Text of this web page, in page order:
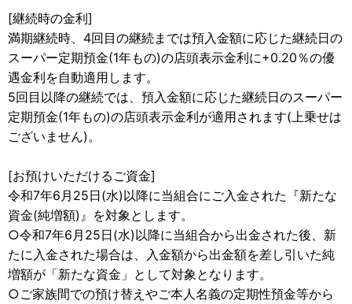
[継続時の金利]
満期継続時、4回目の継続までは預入金額に応じた継続日の
スーパー定期預金(1年もの)の店頭表示金利に+0.20％の優
遇金利を自動適用します。
5回目以降の継続では、預入金額に応じた継続日のスーパー
定期預金(1年もの)の店頭表示金利が適用されます(上乗せは
ございません)。
[お預けいただけるご資金]
令和7年6月25日(水)以降に当組合にご入金された『新たな
資金(純増額)』を対象とします。
○令和7年6月25日(水)以降に当組合から出金された後、新
たに入金された場合は、入金額から出金額を差し引いた純
増額が「新たな資金」として対象となります。
○ご家族間での預け替えやご本人名義の定期性預金等から